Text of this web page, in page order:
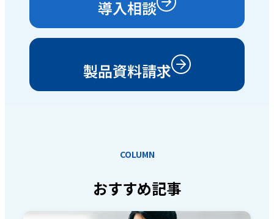
導入相談
製品資料請求
COLUMN
おすすめ記事